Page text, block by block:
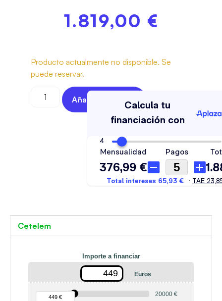
1.819,00 €
Producto actualmente no disponible. Se
puede reservar.
Añadir Al Carrito
Cetelem
Importe a financiar
Euros
90 €
449 € 20000 €